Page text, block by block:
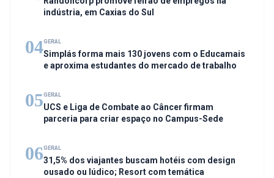
indústria, em Caxias do Sul
04GERAL
Simplás forma mais 130 jovens com o Educamais
e aproxima estudantes do mercado de trabalho
05GERAL
UCS e Liga de Combate ao Câncer firmam
parceria para criar espaço no Campus-Sede
06GERAL
31,5% dos viajantes buscam hotéis com design
ousado ou lúdico; Resort com temática